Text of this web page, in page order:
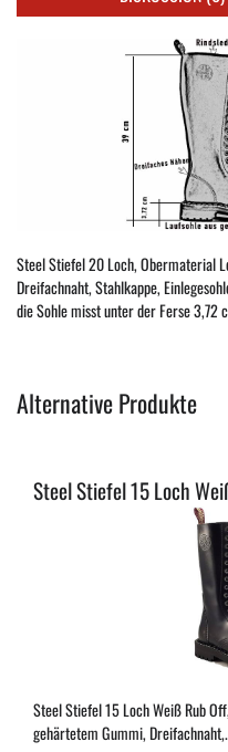
Steel Stiefel 20 Loch, Obermaterial
Dreifachnaht, Stahlkappe,
die Sohle misst unter der Ferse 3,72
Alternative Produkte
Steel Stiefel 15 Loch
Steel Stiefel 15 Loch Weiß Rub
gehärtetem Gummi,